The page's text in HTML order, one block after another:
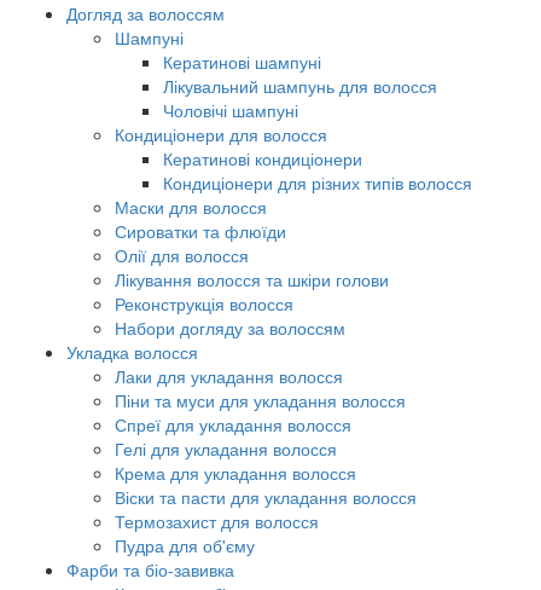
Догляд за волоссям
Шампуні
Кератинові шампуні
Лікувальний шампунь для волосся
Чоловічі шампуні
Кондиціонери для волосся
Кератинові кондиціонери
Кондиціонери для різних типів волосся
Маски для волосся
Сироватки та флюїди
Олії для волосся
Лікування волосся та шкіри голови
Реконструкція волосся
Набори догляду за волоссям
Укладка волосся
Лаки для укладання волосся
Піни та муси для укладання волосся
Спреї для укладання волосся
Гелі для укладання волосся
Крема для укладання волосся
Віски та пасти для укладання волосся
Термозахист для волосся
Пудра для об'єму
Фарби та біо-завивка